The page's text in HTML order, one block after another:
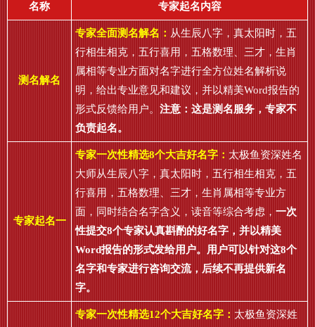
名称 专家起名内容
测名解名
专家全面测名解名： 从生辰八字，真太阳时，五
行相生相克，五行喜用，五格数理、三才，生肖
属相等专业方面对名字进行全方位姓名解析说
明，给出专业意见和建议，并以精美Word报告的
形式反馈给用户。 注意：这是测名服务，专家不
负责起名。
专家起名一
专家一次性精选8个大吉好名字： 太极鱼资深姓名
大师从生辰八字，真太阳时，五行相生相克，五
行喜用，五格数理、三才，生肖属相等专业方
面，同时结合名字含义，读音等综合考虑， 一次
性提交8个专家认真斟酌的好名字，并以精美
Word报告的形式发给用户。用户可以针对这8个
名字和专家进行咨询交流，后续不再提供新名
字。
专家一次性精选12个大吉好名字： 太极鱼资深姓